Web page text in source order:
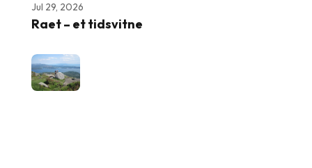
Jul 29, 2026
Raet – et tidsvitne